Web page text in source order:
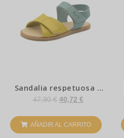
Sandalia respetuosa –
Limoncelo – Flexi nens
47,90€ 40,72 €
AÑADIR AL CARRITO